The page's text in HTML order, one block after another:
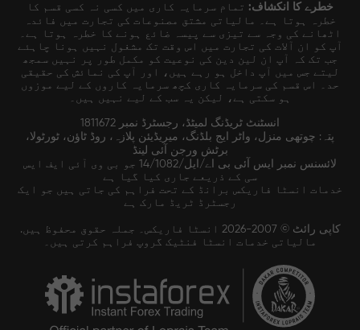
خطرے کا انکشاف: تمام سرمایہ کاری میں کسی نہ کسی قسم کا
خطرہ ہوتا ہے۔ مالیاتی مشتق مصنوعات کی تجارت میں فائدہ
اٹھانے کی وجہ سے تیزی سے پیسہ ضائع ہونے کا خطرہ ہوتا ہے۔
آپ کو ان آلات کی تجارت میں اس وقت تک مشغول نہیں ہونا چاہئے
جب تک کہ آپ ان لین دین کی نوعیت کو مکمل طور پر نہیں سمجھ
لیتے جس میں آپ داخل ہو رہے ہیں، اور آپ کی نمائش کی حقیقی
حد۔ اس قسم کی سرمایہ کاری کچھ سرمایہ کاروں کے لیے موزوں
ہو سکتی ہے، لیکن یہ سب کے لیے نہیں ہیں۔
انسٹنٹ ٹریڈنگ لمیٹڈ، رجسٹرڈ نمبر 1811672
پتہ: چوتھی منزل، واٹر ایج بلڈنگ، میریڈیئن پلازہ، روڈ ٹاؤن، ٹورٹولا،
برٹش ورجن آئی لینڈ
لائسنس نمبر ایس آئی بی اے/ایل/14/1082 جو بی وی آئی ایف ایس
سی کے ذریعے جاری کیا گیا ہے
خدمات انسٹا فاریکس برانڈ کے تحت فراہم کی جاتی ہیں جو ایک
رجسٹرڈ ٹریڈ مارک ہے
کاپی رائٹ © 2007-2026 انسٹا فاریکس۔ جملہ حقوق محفوظ ہیں.
مالیاتی خدمات انسٹا فنٹیک گروپ فراہم کرتی ہیں۔